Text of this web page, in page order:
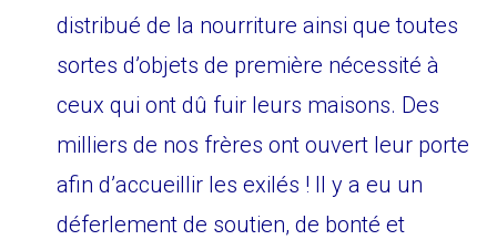
distribué de la nourriture ainsi que toutes
sortes d’objets de première nécessité à
ceux qui ont dû fuir leurs maisons. Des
milliers de nos frères ont ouvert leur porte
afin d’accueillir les exilés ! Il y a eu un
déferlement de soutien, de bonté et